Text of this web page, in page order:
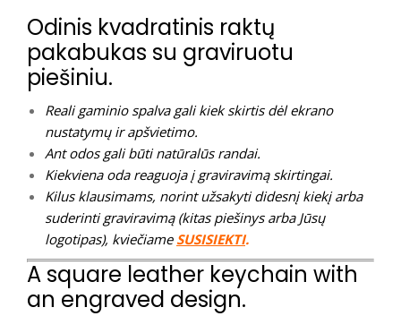
Odinis kvadratinis raktų
pakabukas su graviruotu
piešiniu.
Reali gaminio spalva gali kiek skirtis dėl ekrano
nustatymų ir apšvietimo.
Ant odos gali būti natūralūs randai.
Kiekviena oda reaguoja į graviravimą skirtingai.
Kilus klausimams, norint užsakyti didesnį kiekį arba
suderinti graviravimą (kitas piešinys arba Jūsų
logotipas), kviečiame SUSISIEKTI.
A square leather keychain with
an engraved design.